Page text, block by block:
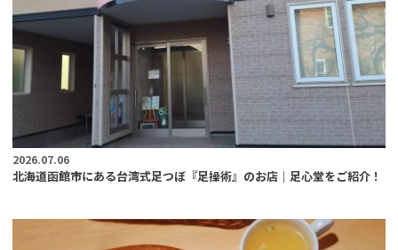
2026.07.06
北海道函館市にある台湾式足つぼ『足操術』のお店｜足心堂をご紹介！